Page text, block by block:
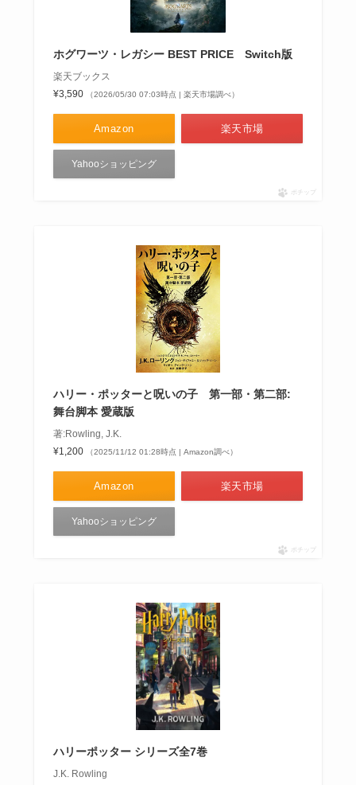
ホグワーツ・レガシー BEST PRICE Switch版
楽天ブックス
¥3,590
（2026/05/30 07:03時点 | 楽天市場調べ）
Amazon 楽天市場
Yahooショッピング
ポチップ
ハリー・ポッターと呪いの子 第一部・第二部:
舞台脚本 愛蔵版
著:Rowling, J.K.
¥1,200
（2025/11/12 01:28時点 | Amazon調べ）
Amazon 楽天市場
Yahooショッピング
ポチップ
ハリーポッター シリーズ全7巻
J.K. Rowling